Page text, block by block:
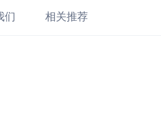
们 相关推荐